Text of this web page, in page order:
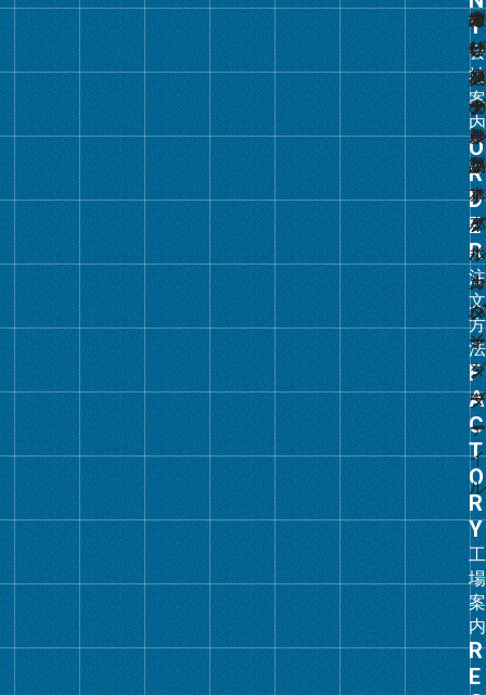
会
社
案
内
ン
ク
注
文
方
法
グ
ル
ー
プ
リ
ン
ク
工
場
案
内
グ
ル
ー
プ
リ
ン
ク
グ
ル
オ
リ
ジ
ナ
ル
フ
ァ
イ
ル
・
バ
イ
ン
ダ
ー
白
い
フ
ァ
イ
ル
・
バ
イ
ン
ダ
ー
ス
ー
パ
ー
ク
リ
ス
タ
ル
カ
レ
ン
ダ
ー
カ
レ
ン
ダ
ー
製
本
オ
リ
ジ
ナ
ル
ク
リ
ア
ホ
ル
ダ
ー
・
フ
ァ
イ
ル
タ
ビ
メ
モ
リ
そ
の
他
の
製
品
綴
じ
具